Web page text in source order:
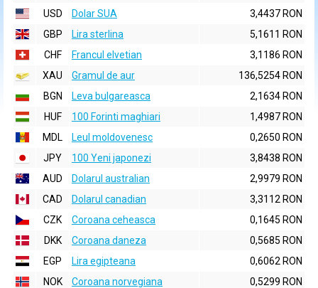
USD
Dolar SUA
3,4437 RON
GBP
Lira sterlina
5,1611 RON
CHF
Francul elvetian
3,1186 RON
XAU
Gramul de aur
136,5254 RON
BGN
Leva bulgareasca
2,1634 RON
HUF
100 Forinti maghiari
1,4987 RON
MDL
Leul moldovenesc
0,2650 RON
JPY
100 Yeni japonezi
3,8438 RON
AUD
Dolarul australian
2,9979 RON
CAD
Dolarul canadian
3,3112 RON
CZK
Coroana ceheasca
0,1645 RON
DKK
Coroana daneza
0,5685 RON
EGP
Lira egipteana
0,6062 RON
NOK
Coroana norvegiana
0,5299 RON